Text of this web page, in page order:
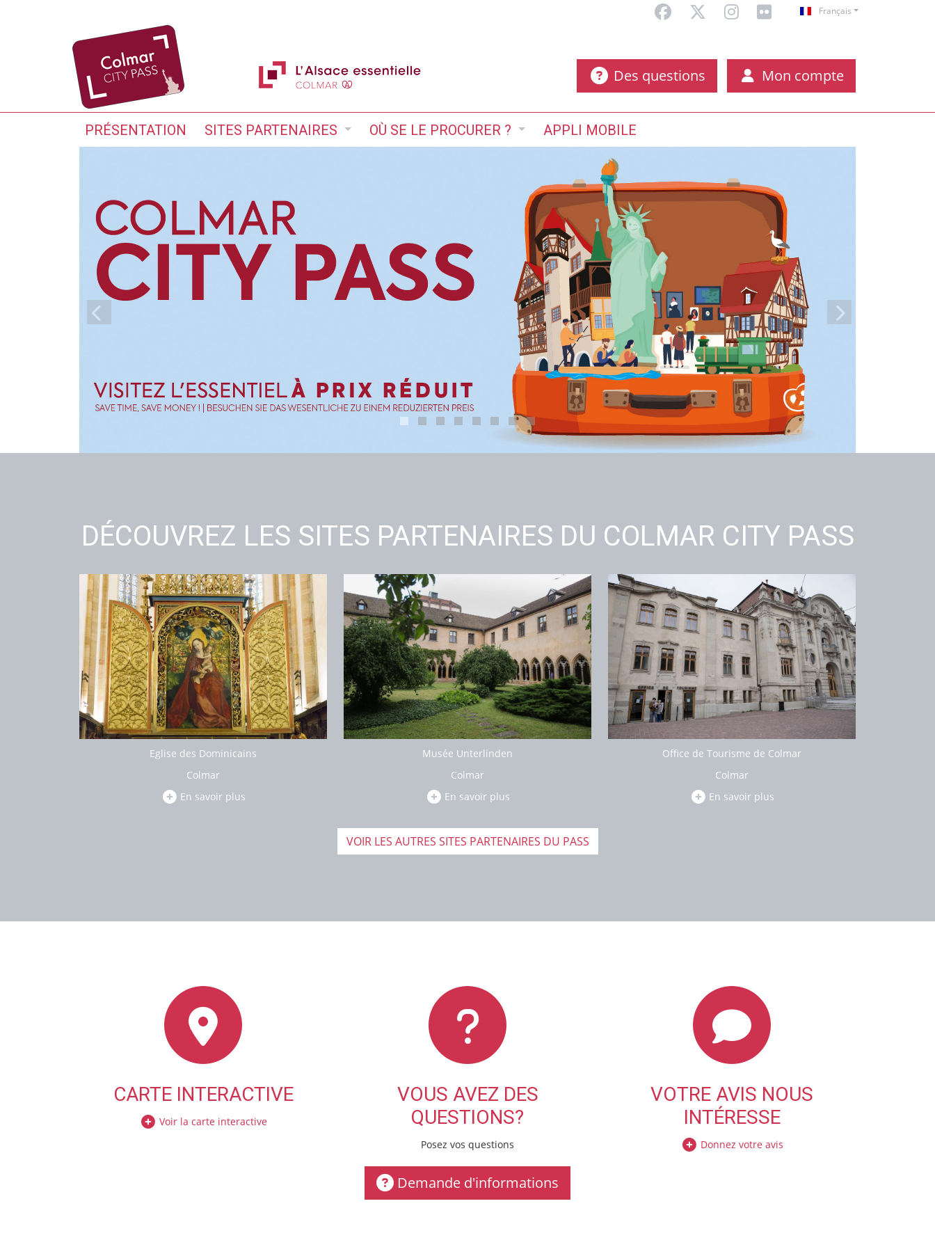
Français
Des questions Mon compte
PRÉSENTATION SITES PARTENAIRES OÙ SE LE PROCURER ? APPLI MOBILE
DÉCOUVREZ LES SITES PARTENAIRES DU COLMAR CITY PASS
Eglise des Dominicains
Colmar
En savoir plus
Musée Unterlinden
Colmar
En savoir plus
Office de Tourisme de Colmar
Colmar
En savoir plus
VOIR LES AUTRES SITES PARTENAIRES DU PASS
CARTE INTERACTIVE
Voir la carte interactive
VOUS AVEZ DES
QUESTIONS?
Posez vos questions
Demande d'informations
VOTRE AVIS NOUS
INTÉRESSE
Donnez votre avis